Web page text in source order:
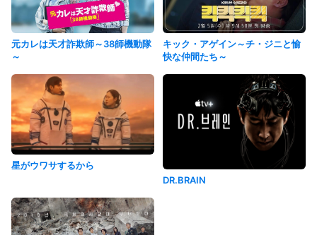
元カレは天才詐欺師～38師機動隊
～
キック・アゲイン～チ・ジニと愉
快な仲間たち～
星がウワサするから
DR.BRAIN